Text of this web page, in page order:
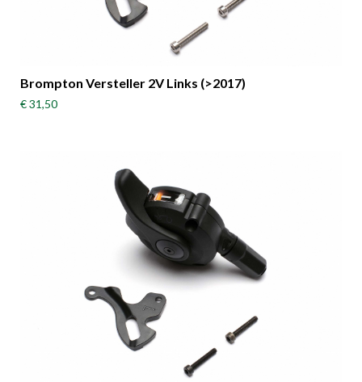
Brompton Versteller 2V Links (>2017)
€ 31,50